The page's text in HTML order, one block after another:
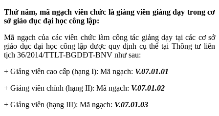
Thứ năm, mã ngạch viên chức là giảng viên giảng dạy trong cơ
sở giáo dục đại học công lập:
Mã ngạch của các viên chức làm công tác giảng dạy tại các cơ sở
giáo dục đại học công lập được quy định cụ thể tại Thông tư liên
tịch 36/2014/TTLT-BGDĐT-BNV như sau:
+ Giảng viên cao cấp (hạng I): Mã ngạch: V.07.01.01
+ Giảng viên chính (hạng II): Mã ngạch: V.07.01.02
+ Giảng viên (hạng III): Mã ngạch: V.07.01.03